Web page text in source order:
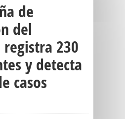
de
del
230
y detecta
casos